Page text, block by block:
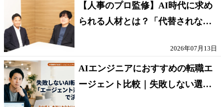
【人事のプロ監修】AI時代に求め
られる人材とは？「代替されない
2026年07月13日
AIエンジニアにおすすめの転職エ
ージェント比較｜失敗しない選び